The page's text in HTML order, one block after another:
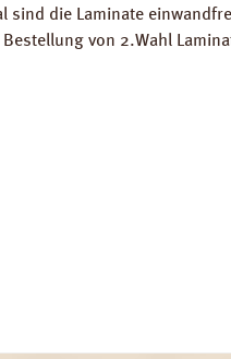
die Laminate
von 2.Wahl